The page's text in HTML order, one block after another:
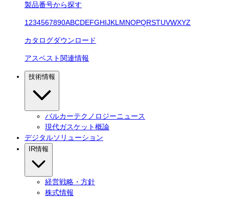
製品番号から探す
1 234567890ABCDEFGHIJKL MNOPQRSTUVWXYZ
カタログダウンロード
アスベスト関連情報
技術情報
バルカーテクノロジーニュース
現代ガスケット概論
デジタルソリューション
IR情報
経営戦略・方針
株式情報